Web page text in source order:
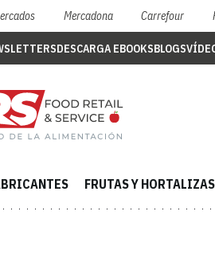
Mercadona Carrefour
DESCARGA EBOOKSBLOGS
FRUTAS Y HORTALIZAS